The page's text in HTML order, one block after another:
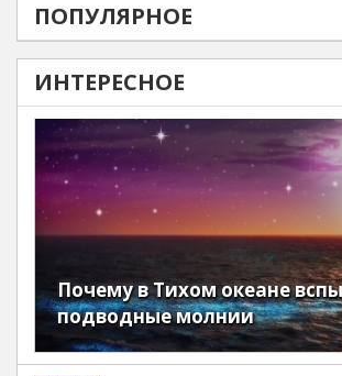
ПОПУЛЯРНОЕ
ИНТЕРЕСНОЕ
Почему в Тихом океане
подводные молнии